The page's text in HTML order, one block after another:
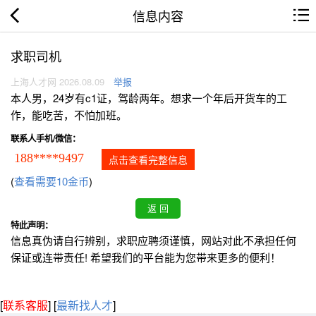
信息内容
求职司机
上海人才网 2026.08.09 举报
本人男，24岁有c1证，驾龄两年。想求一个年后开货车的工
作，能吃苦，不怕加班。
联系人手机/微信：
188****9497 点击查看完整信息
(查看需要10金币)
特此声明：
信息真伪请自行辨别，求职应聘须谨慎，网站对此不承担任何
保证或连带责任! 希望我们的平台能为您带来更多的便利！
[联系客服] [最新找人才]